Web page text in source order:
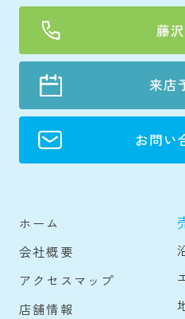
藤
来店
お問い
ホーム
会社概要
アクセスマップ
店舗情報